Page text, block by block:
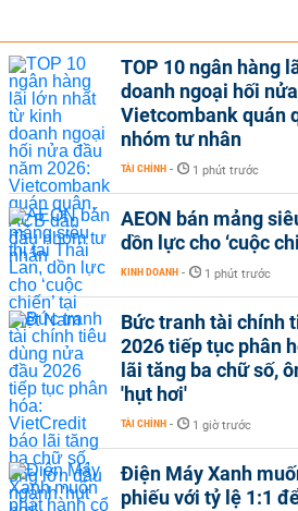
TOP 10 ngân hàng
doanh ngoại hối
Vietcombank quán
nhóm tư nhân
TÀI CHÍNH - 1 phút trước
AEON bán mảng
dồn lực cho ‘cuộc
KINH DOANH - 1 phút trước
Bức tranh tài chính
2026 tiếp tục phân
lãi tăng ba chữ số,
'hụt hơi'
TÀI CHÍNH - 1 giờ trước
Điện Máy Xanh
phiếu với tỷ lệ 1:1